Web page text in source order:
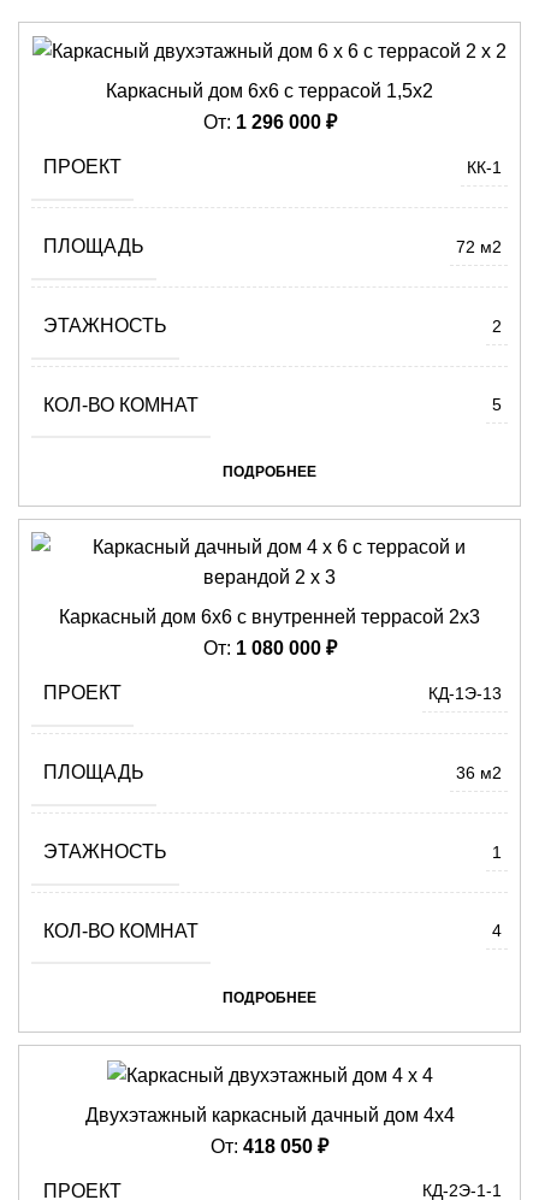
Каркасный дом 6х6 с террасой 1,5х2
От: 1 296 000 ₽
ПРОЕКТ КК-1
ПЛОЩАДЬ 72 м2
ЭТАЖНОСТЬ 2
КОЛ-ВО КОМНАТ 5
ПОДРОБНЕЕ
Каркасный дом 6х6 с внутренней террасой 2х3
От: 1 080 000 ₽
ПРОЕКТ КД-1Э-13
ПЛОЩАДЬ 36 м2
ЭТАЖНОСТЬ 1
КОЛ-ВО КОМНАТ 4
ПОДРОБНЕЕ
Двухэтажный каркасный дачный дом 4х4
От: 418 050 ₽
ПРОЕКТ КД-2Э-1-1